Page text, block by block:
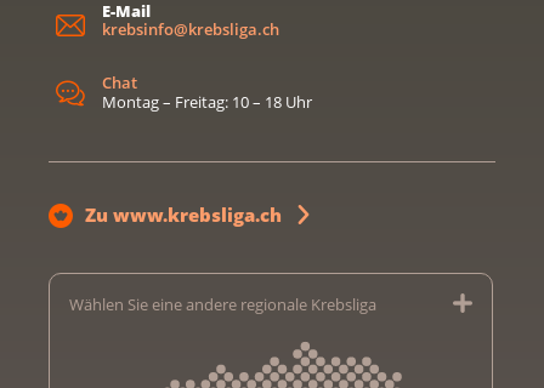
E-Mail
krebsinfo@krebsliga.ch
Chat
Montag – Freitag: 10 – 18 Uhr
Zu www.krebsliga.ch
Wählen Sie eine andere regionale Krebsliga